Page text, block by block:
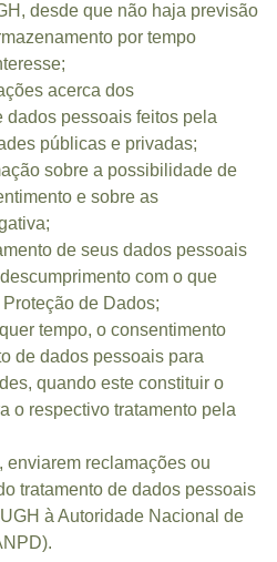
desde que não haja previsão
por tempo
acerca dos
dados pessoais feitos pela
públicas e privadas;
sobre a possibilidade de
e sobre as
de seus dados pessoais
com o que
de Dados;
tempo, o consentimento
de dados pessoais para
quando este constituir o
o respectivo tratamento pela
enviarem reclamações ou
tratamento de dados pessoais
à Autoridade Nacional de